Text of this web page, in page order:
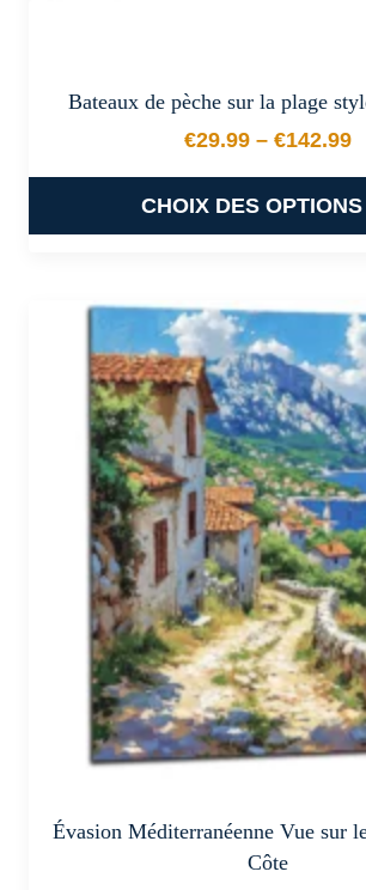
Bateaux de pèche sur la plage
€29.99 – €142.99
Plage
CHOIX DES OPTIONS
a
plusieurs
variations.
Les
options
peuvent
être
choisies
sur
la
page
du
produit
Évasion Méditerranéenne Vue sur
Côte